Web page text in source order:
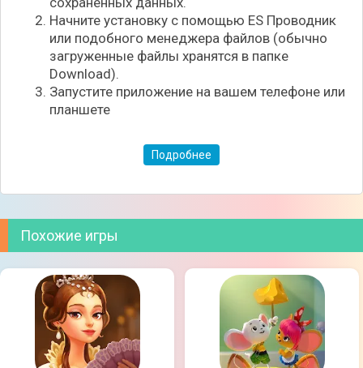
Начните установку с помощью ES Проводник
или подобного менеджера файлов (обычно
загруженные файлы хранятся в папке
Download).
Запустите приложение на вашем телефоне или
планшете
Подробнее
Похожие игры